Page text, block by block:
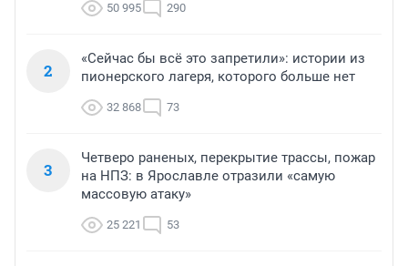
50 995 290
2
«Сейчас бы всё это запретили»: истории из
пионерского лагеря, которого больше нет
32 868 73
3
Четверо раненых, перекрытие трассы, пожар
на НПЗ: в Ярославле отразили «самую
массовую атаку»
25 221 53